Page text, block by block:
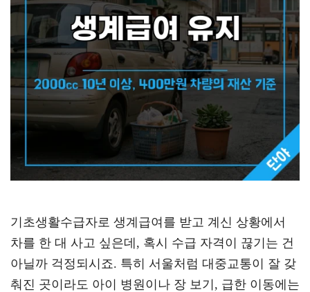
기초생활수급자로 생계급여를 받고 계신 상황에서
차를 한 대 사고 싶은데, 혹시 수급 자격이 끊기는 건
아닐까 걱정되시죠. 특히 서울처럼 대중교통이 잘 갖
춰진 곳이라도 아이 병원이나 장 보기, 급한 이동에는